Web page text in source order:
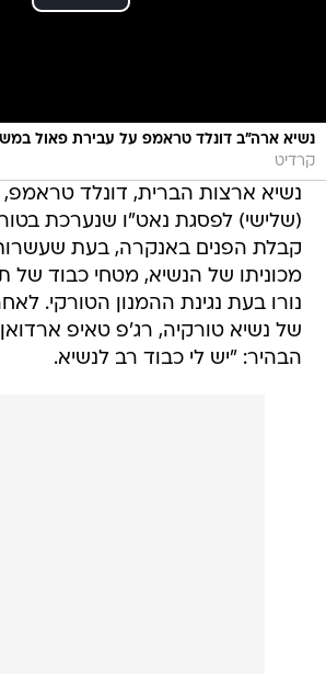
נשיא ארה"ב דונלד טראמפ על עבירת פאול
קרדיט
נשיא ארצות הברית, דונלד טראמפ,
(שלישי) לפסגת נאט"ו שנערכת
קבלת הפנים באנקרה, בעת
מכוניתו של הנשיא, מטחי כבוד של
נורו בעת נגינת ההמנון הטורקי.
של נשיא טורקיה, רג'פ טאיפ
הבהיר: "יש לי כבוד רב לנשיא.